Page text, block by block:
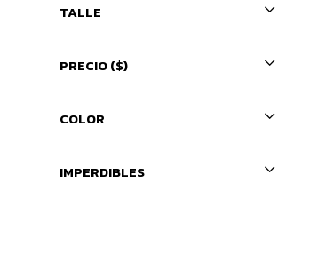
TALLE
PRECIO($)
COLOR
IMPERDIBLES